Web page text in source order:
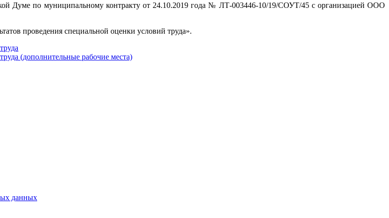
Думе по муниципальному контракту от 24.10.2019 года № ЛТ-003446-10/19/СОУТ/45 с организацией ООО
проведения специальной оценки условий труда».
(дополнительные рабочие места)
данных